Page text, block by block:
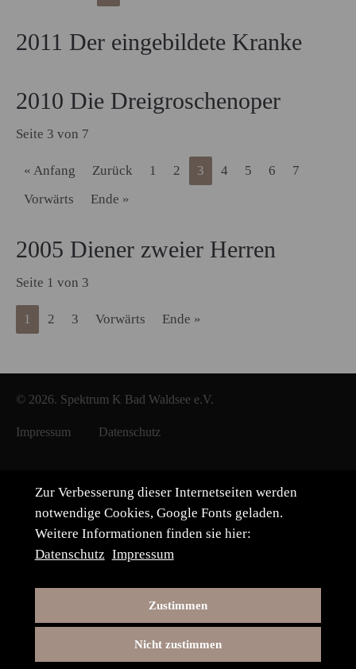
2011 Der eingebildete Kranke
2010 Die Dreigroschenoper
Seite 3 von 7
« Anfang Zurück 1 2 3 4 5 6
7
Vorwärts
Ende »
2005 Diener zweier Herren
Seite 1 von 3
1 2 3 Vorwärts Ende »
© 2026. Spektrum K Bad Waldsee e.V.
Impressum Datenschutz
Zur Verbesserung dieser Internetseiten werden
notwendige Cookies, Google Fonts geladen.
Weitere Informationen finden sie hier:
Datenschutz Impressum
Zustimmen
Nicht zustimmen